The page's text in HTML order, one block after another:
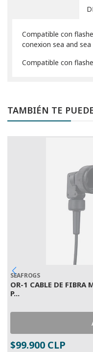
Compatible con
conexion sea and sea
Compatible con
TAMBIÉN TE
SEAFROGS
OR-1 CABLE DE FIBRA
P...
$99.900 CLP